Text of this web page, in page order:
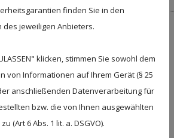
für Zuhause
– gerne beraten wir Sie
Auswahl des geeigneten Futters
Hausapotheke für Ihr Tier. Im
Sie auch ganz bequem von
Das Angebot erstreckt sich von
bis hin zum Pferd, Reptil oder
finden Sie in den
jeweiligen Anbieters.
klicken, stimmen Sie sowohl dem
von Informationen auf Ihrem Gerät (§ 25
anschließenden Datenverarbeitung für
bzw. die von Ihnen ausgewählten
(Art 6 Abs. 1 lit. a. DSGVO).